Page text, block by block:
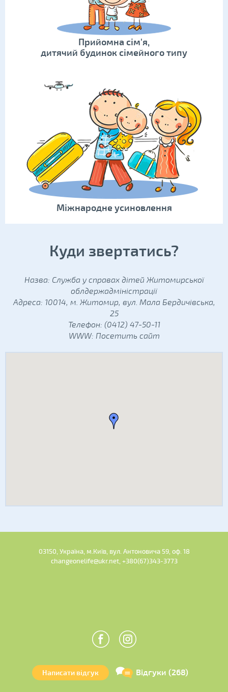
Прийомна сім'я,
дитячий будинок сімейного типу
Міжнародне усиновлення
Куди звертатись?
Назва: Служба у справах дітей Житомирської
облдержадміністрації
Адреса: 10014, м. Житомир, вул. Мала Бердичівська,
25
Телефон: (0412) 47-50-11
WWW: Посетить сайт
03150, Україна, м.Київ, вул. Антоновича 59, оф. 18
changeonelife@ukr.net, +380(67)343-3773
Написати відгук Відгуки (268)